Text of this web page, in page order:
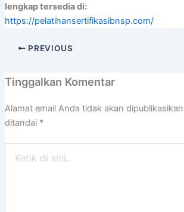
lengkap tersedia di:
https://pelatihansertifikasibnsp.com/
PREVIOUS
Tinggalkan Komentar
Alamat email Anda tidak akan
ditandai *